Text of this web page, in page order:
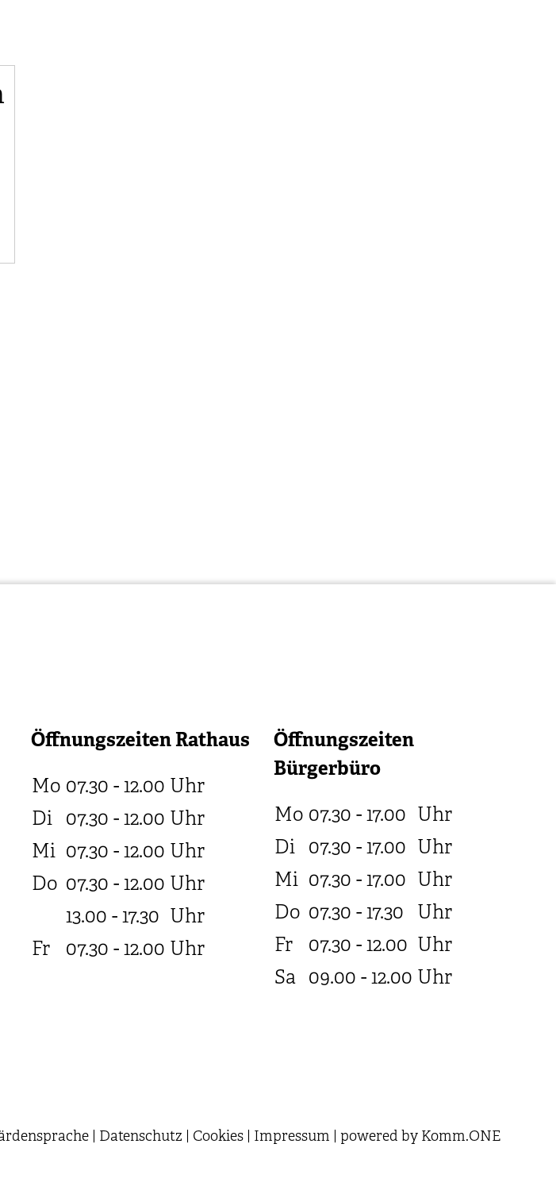
Öffnungszeiten Rathaus
Mo 07.30 - 12.00 Uhr
Di 07.30 - 12.00 Uhr
Mi 07.30 - 12.00 Uhr
Do 07.30 - 12.00 Uhr
13.00 - 17.30 Uhr
Fr
07.30 - 12.00 Uhr
Öffnungszeiten
Bürgerbüro
Mo 07.30 - 17.00 Uhr
Di 07.30 - 17.00 Uhr
Mi 07.30 - 17.00 Uhr
Do 07.30 - 17.30
Uhr
Fr
07.30 - 12.00 Uhr
Sa 09.00 - 12.00 Uhr
Datenschutz Cookies Impressum powered by Komm.ONE